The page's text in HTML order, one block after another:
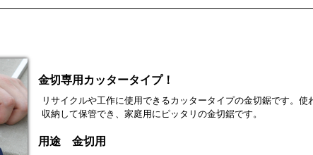
金切専用カッタータイプ！
リサイクルや工作に使用できるカッタータイプの金切鋸です。
収納して保管でき、家庭用にピッタリの金切鋸です。
用途 金切用